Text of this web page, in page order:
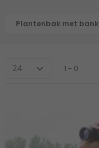
Plantenbak met bank
1 - 0